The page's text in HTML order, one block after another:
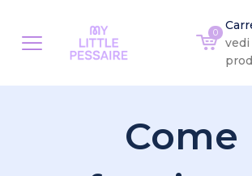
0
Come